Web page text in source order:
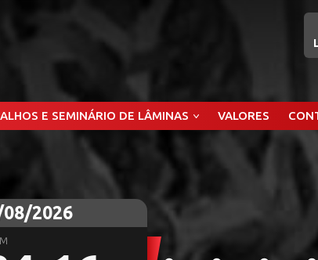
E SEMINÁRIO DE LÂMINAS VALORES
08/2026